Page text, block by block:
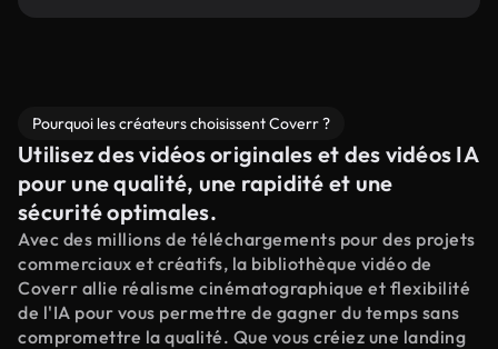
Pourquoi les créateurs choisissent Coverr ?
Utilisez des vidéos originales et des vidéos IA
pour une qualité, une rapidité et une
sécurité optimales.
Avec des millions de téléchargements pour des projets
commerciaux et créatifs, la bibliothèque vidéo de
Coverr allie réalisme cinématographique et flexibilité
de l'IA pour vous permettre de gagner du temps sans
compromettre la qualité. Que vous créiez une landing